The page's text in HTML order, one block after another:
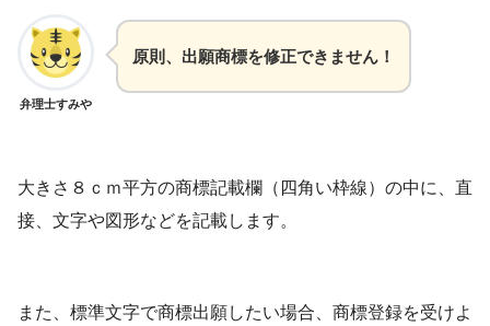
弁理士すみや
原則、出願商標を修正できません！
大きさ８ｃｍ平方の商標記載欄（四角い枠線）の中に、直
接、文字や図形などを記載します。
また、標準文字で商標出願したい場合、商標登録を受けよ